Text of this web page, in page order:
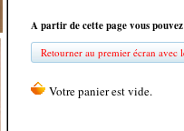
A partir de cette page vous
Retourner au premier écran avec